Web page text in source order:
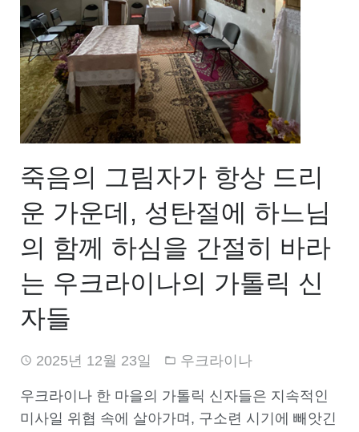
죽음의 그림자가 항상 드리
운 가운데, 성탄절에 하느님
의 함께 하심을 간절히 바라
는 우크라이나의 가톨릭 신
자들
2025년 12월 23일 우크라이나
우크라이나 한 마을의 가톨릭 신자들은 지속적인
미사일 위협 속에 살아가며, 구소련 시기에 빼앗긴